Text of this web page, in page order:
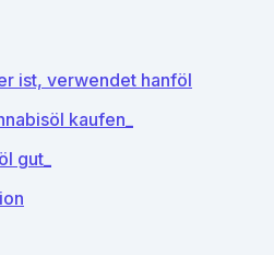
ist, verwendet hanföl
kaufen_
gut_